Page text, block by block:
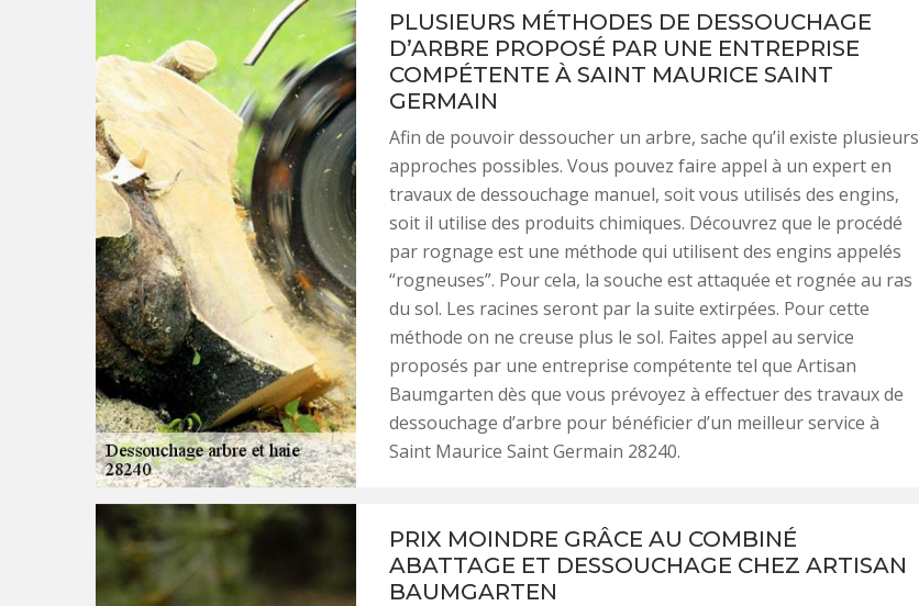
PLUSIEURS MÉTHODES DE DESSOUCHAGE
D’ARBRE PROPOSÉ PAR UNE ENTREPRISE
COMPÉTENTE À SAINT MAURICE SAINT
GERMAIN
Afin de pouvoir dessoucher un arbre, sache qu’il existe plusieurs
approches possibles. Vous pouvez faire appel à un expert en
travaux de dessouchage manuel, soit vous utilisés des engins,
soit il utilise des produits chimiques. Découvrez que le procédé
par rognage est une méthode qui utilisent des engins appelés
“rogneuses”. Pour cela, la souche est attaquée et rognée au ras
du sol. Les racines seront par la suite extirpées. Pour cette
méthode on ne creuse plus le sol. Faites appel au service
proposés par une entreprise compétente tel que Artisan
Baumgarten dès que vous prévoyez à effectuer des travaux de
dessouchage d’arbre pour bénéficier d’un meilleur service à
Saint Maurice Saint Germain 28240.
PRIX MOINDRE GRÂCE AU COMBINÉ
ABATTAGE ET DESSOUCHAGE CHEZ ARTISAN
BAUMGARTEN